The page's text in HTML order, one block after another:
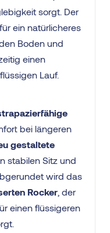
sorgt. Der
ein natürlicheres
Boden und
einen
Lauf.
bei längeren
gestaltete
stabilen Sitz und
wird das
Rocker, der
einen flüssigeren